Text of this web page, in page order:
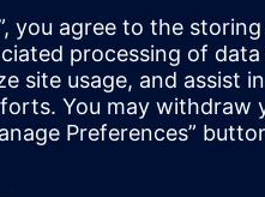
рішення Siemens
нового продукту, або
клієнта завдяки інтеграції
і власного продукту